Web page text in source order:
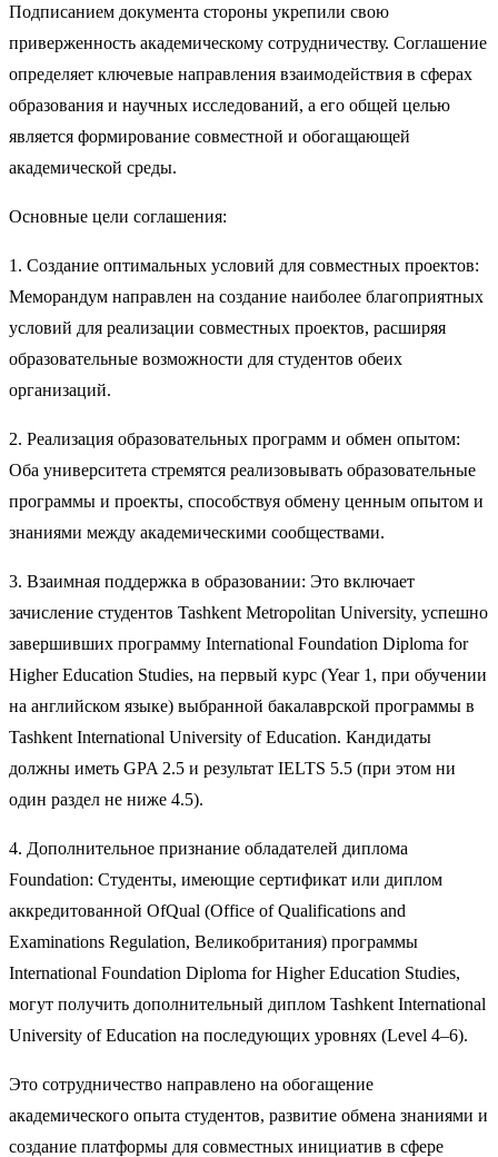
Подписанием документа стороны укрепили свою
приверженность академическому сотрудничеству. Соглашение
определяет ключевые направления взаимодействия в сферах
образования и научных исследований, а его общей целью
является формирование совместной и обогащающей
академической среды.
Основные цели соглашения:
1. Создание оптимальных условий для совместных проектов:
Меморандум направлен на создание наиболее благоприятных
условий для реализации совместных проектов, расширяя
образовательные возможности для студентов обеих
организаций.
2. Реализация образовательных программ и обмен опытом:
Оба университета стремятся реализовывать образовательные
программы и проекты, способствуя обмену ценным опытом и
знаниями между академическими сообществами.
3. Взаимная поддержка в образовании: Это включает
зачисление студентов Tashkent Metropolitan University, успешно
завершивших программу International Foundation Diploma for
Higher Education Studies, на первый курс (Year 1, при обучении
на английском языке) выбранной бакалаврской программы в
Tashkent International University of Education. Кандидаты
должны иметь GPA 2.5 и результат IELTS 5.5 (при этом ни
один раздел не ниже 4.5).
4. Дополнительное признание обладателей диплома
Foundation: Студенты, имеющие сертификат или диплом
аккредитованной OfQual (Office of Qualifications and
Examinations Regulation, Великобритания) программы
International Foundation Diploma for Higher Education Studies,
могут получить дополнительный диплом Tashkent International
University of Education на последующих уровнях (Level 4–6).
Это сотрудничество направлено на обогащение
академического опыта студентов, развитие обмена знаниями и
создание платформы для совместных инициатив в сфере